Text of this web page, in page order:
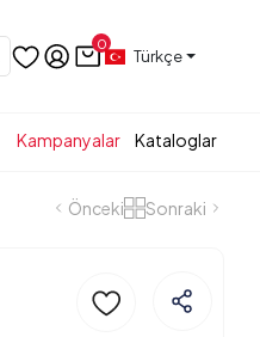
0
Türkçe
Kampanyalar Kataloglar
Önceki Sonraki